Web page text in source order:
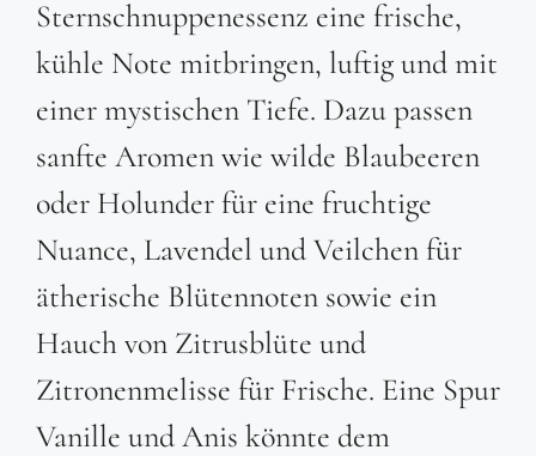
Sternschnuppenessenz eine frische,
kühle Note mitbringen, luftig und mit
einer mystischen Tiefe. Dazu passen
sanfte Aromen wie wilde Blaubeeren
oder Holunder für eine fruchtige
Nuance, Lavendel und Veilchen für
ätherische Blütennoten sowie ein
Hauch von Zitrusblüte und
Zitronenmelisse für Frische. Eine Spur
Vanille und Anis könnte dem